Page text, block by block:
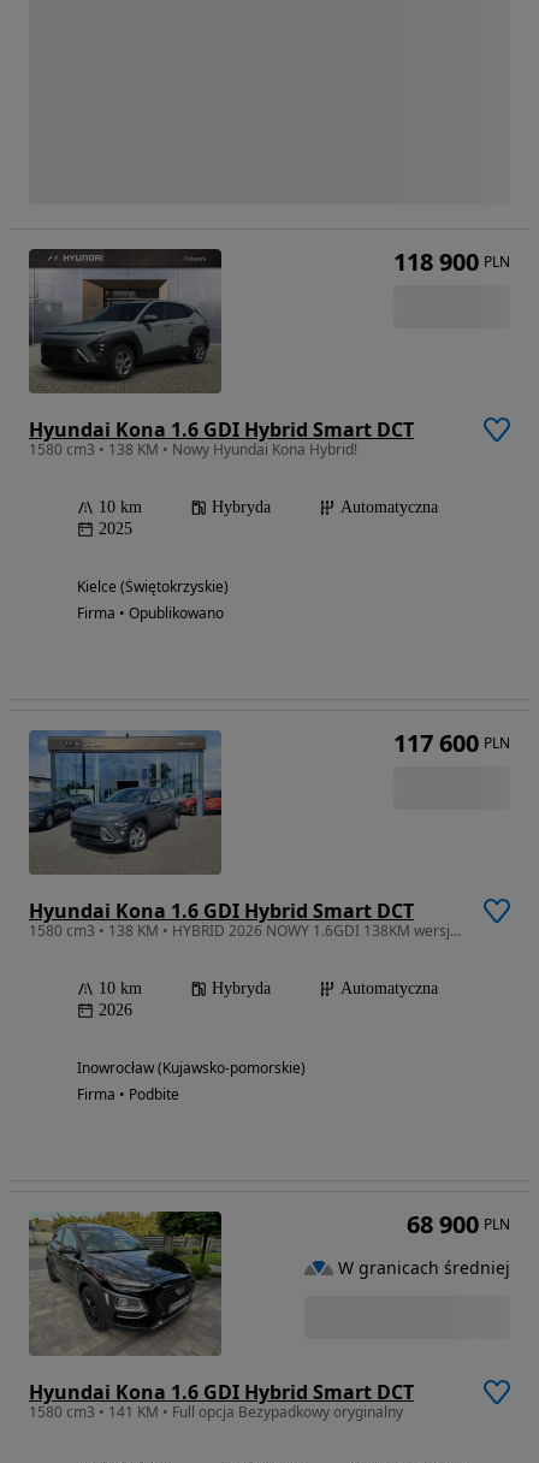
Hyundai Kona 1.6 GDI Hybrid Smart DCT
1580 cm3 • 138 KM • Nowy Hyundai Kona Hybrid!
10 km Hybryda
Automatyczna
2025
Kielce (Świętokrzyskie)
Firma • Opublikowano
118 900 PLN
Hyundai Kona 1.6 GDI Hybrid Smart DCT
1580 cm3 • 138 KM • HYBRID 2026 NOWY 1.6GDI 138KM wersja Smart + Comfort OD RĘKI
10 km Hybryda
Automatyczna
2026
Inowrocław (Kujawsko-pomorskie)
Firma • Podbite
117 600 PLN
Hyundai Kona 1.6 GDI Hybrid Smart DCT
1580 cm3 • 141 KM • Full opcja Bezypadkowy oryginalny
68 900 PLN
W granicach średniej